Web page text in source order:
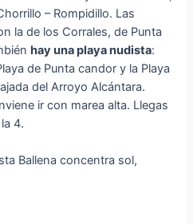
– Rompidillo. Las
la de los Corrales, de Punta
hay una playa nudista:
de Punta candor y la Playa
del Arroyo Alcántara.
ir con marea alta. Llegas
4.
Ballena concentra sol,